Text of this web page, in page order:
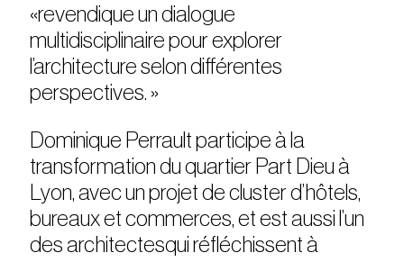
«revendique un dialogue
multidisciplinaire pour explorer
l’architecture selon différentes
perspectives. »
Dominique Perrault participe à la
transformation du quartier Part Dieu à
Lyon, avec un projet de cluster d’hôtels,
bureaux et commerces, et est aussi l’un
des architectesqui réfléchissent à